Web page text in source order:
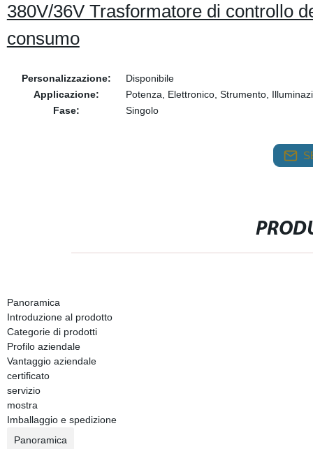
380V/36V Trasformatore di controllo
consumo
Personalizzazione:
Disponibile
Applicazione:
Potenza, Elettronico, Strumento,
Fase:
Singolo
Panoramica
Introduzione al prodotto
Categorie di prodotti
Profilo aziendale
Vantaggio aziendale
certificato
servizio
mostra
Imballaggio e spedizione
Panoramica